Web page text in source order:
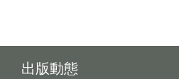
出版動態